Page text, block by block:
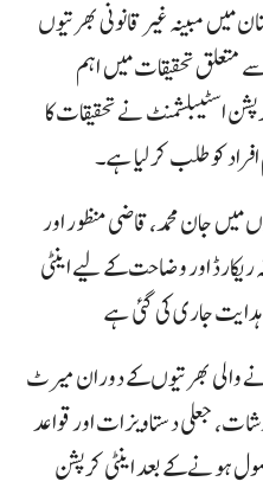
میں مبینہ غیر قانونی بھرتیوں
متعلق تحقیقات میں اہم
اسٹیبلشمنٹ نے تحقیقات کا
کو طلب کر لیا ہے۔
جان محمد، قاضی منظور اور
اور وضاحت کے لیے اینٹی
جاری کی گئی ہے
والی بھرتیوں کے دوران میرٹ
جعلی دستاویزات اور قواعد
ہونے کے بعد اینٹی کرپشن